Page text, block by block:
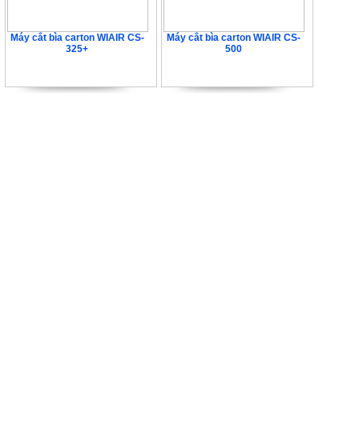
Máy cắt bìa carton WIAIR CS-
325+
Máy cắt bìa carton WIAIR CS-
500